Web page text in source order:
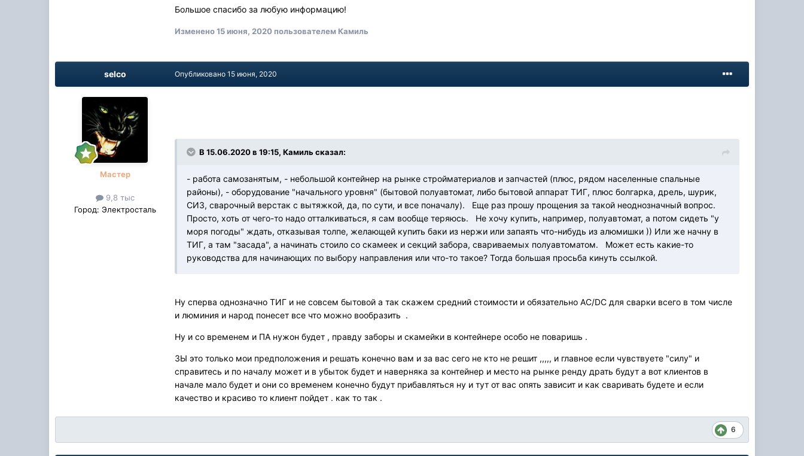
Большое спасибо за любую информацию!
Изменено15 июня, 2020пользователем Камиль
selco
Мастер
9,8 тыс
Город: Электросталь
Опубликовано15 июня, 2020
В 15.06.2020 в 19:15, Камиль сказал:
- работа самозанятым, - небольшой контейнер на рынке стройматериалов и запчастей (плюс, рядом населенные спальные
районы), - оборудование "начального уровня" (бытовой полуавтомат, либо бытовой аппарат ТИГ, плюс болгарка, дрель, шурик,
СИЗ, сварочный верстак с вытяжкой, да, по сути, и все поначалу). Еще раз прошу прощения за такой неоднозначный вопрос.
Просто, хоть от чего-то надо отталкиваться, я сам вообще теряюсь. Не хочу купить, например, полуавтомат, а потом сидеть "у
моря погоды" ждать, отказывая толпе, желающей купить баки из нержи или запаять что-нибудь из алюмишки )) Или же начну в
ТИГ, а там "засада", а начинать стоило со скамеек и секций забора, свариваемых полуавтоматом. Может есть какие-то
руководства для начинающих по выбору направления или что-то такое? Тогда большая просьба кинуть ссылкой.
Ну сперва однозначно ТИГ и не совсем бытовой а так скажем средний стоимости и обязательно АС/DC для сварки всего в том числе
и люминия и народ понесет все что можно вообразить .
Ну и со временем и ПА нужон будет , правду заборы и скамейки в контейнере особо не поваришь .
ЗЫ это только мои предположения и решать конечно вам и за вас сего не кто не решит ,,,,, и главное если чувствуете "силу" и
справитесь и по началу может и в убыток будет и наверняка за контейнер и место на рынке ренду драть будут а вот клиентов в
начале мало будет и они со временем конечно будут прибавляться ну и тут от вас опять зависит и как сваривать будете и если
качество и красиво то клиент пойдет . как то так .
6